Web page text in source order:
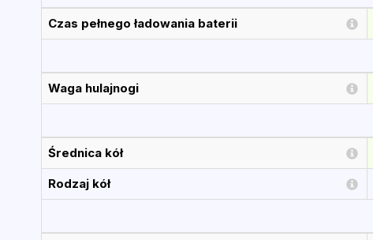
Czas pełnego ładowania baterii
Waga hulajnogi
Średnica kół
Rodzaj kół